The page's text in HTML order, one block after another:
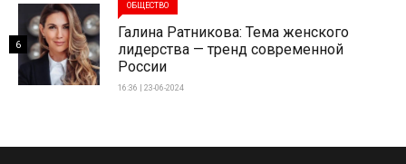
ОБЩЕСТВО
Галина Ратникова: Тема женского
лидерства — тренд современной
России
16:36 | 23-06-2024
6